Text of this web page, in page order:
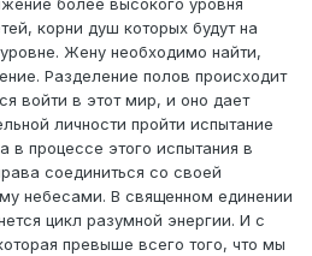
более высокого уровня
корни душ которых будут на
Жену необходимо найти,
Разделение полов происходит
войти в этот мир, и оно дает
личности пройти испытание
процессе этого испытания в
соединиться со своей
небесами. В священном единении
цикл разумной энергии. И с
превыше всего того, что мы